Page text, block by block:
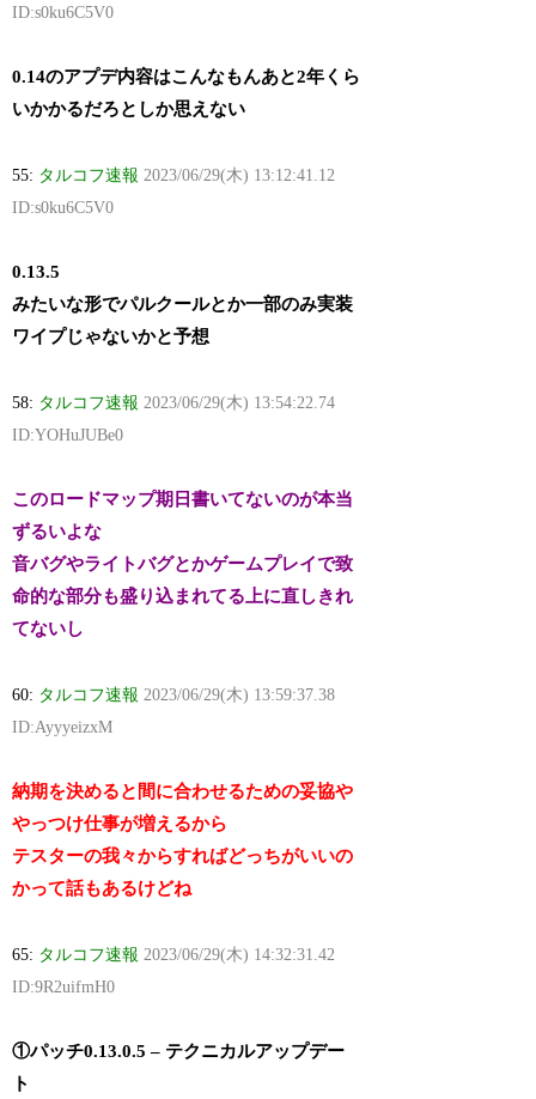
ID:s0ku6C5V0
0.14のアプデ内容はこんなもんあと2年くら
いかかるだろとしか思えない
55: タルコフ速報 2023/06/29(木) 13:12:41.12
ID:s0ku6C5V0
0.13.5
みたいな形でパルクールとか一部のみ実装
ワイプじゃないかと予想
58: タルコフ速報 2023/06/29(木) 13:54:22.74
ID:YOHuJUBe0
このロードマップ期日書いてないのが本当
ずるいよな
音バグやライトバグとかゲームプレイで致
命的な部分も盛り込まれてる上に直しきれ
てないし
60: タルコフ速報 2023/06/29(木) 13:59:37.38
ID:AyyyeizxM
納期を決めると間に合わせるための妥協や
やっつけ仕事が増えるから
テスターの我々からすればどっちがいいの
かって話もあるけどね
65: タルコフ速報 2023/06/29(木) 14:32:31.42
ID:9R2uifmH0
①パッチ0.13.0.5 – テクニカルアップデー
ト